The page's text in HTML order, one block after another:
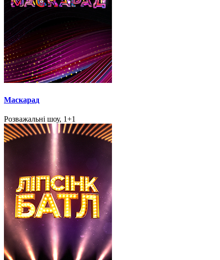
Маскарад
Розважальні шоу, 1+1